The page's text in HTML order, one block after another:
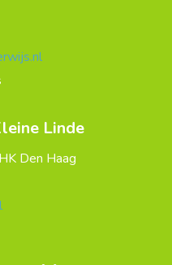
Linde
Den Haag